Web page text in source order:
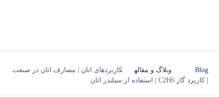
Blog وبلاگ و مقاله
کاربردهای اتان | مصارف اتان در صنعت
| کاربرد گاز C2H6 | استفاده از سیلندر اتان